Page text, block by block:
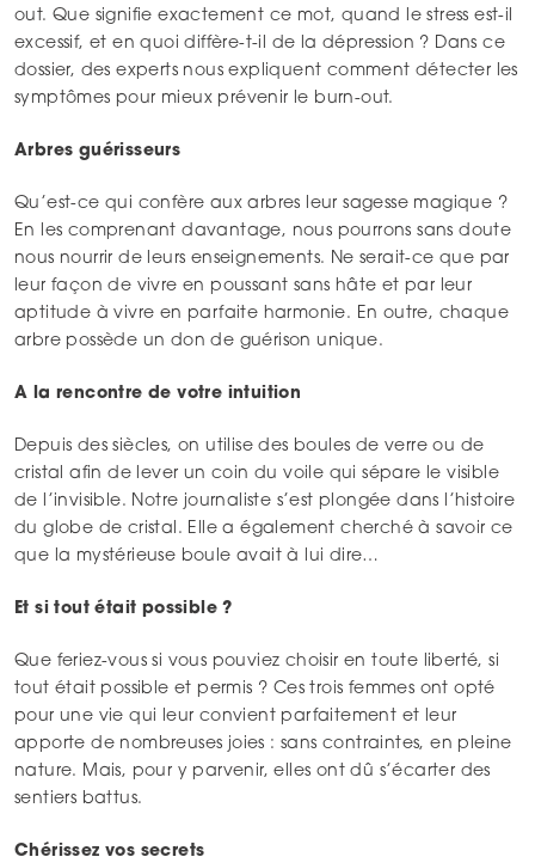
out. Que signifie exactement ce mot, quand le stress est-il
excessif, et en quoi diffère-t-il de la dépression ? Dans ce
dossier, des experts nous expliquent comment détecter les
symptômes pour mieux prévenir le burn-out.
Arbres guérisseurs
Qu’est-ce qui confère aux arbres leur sagesse magique ?
En les comprenant davantage, nous pourrons sans doute
nous nourrir de leurs enseignements. Ne serait-ce que par
leur façon de vivre en poussant sans hâte et par leur
aptitude à vivre en parfaite harmonie. En outre, chaque
arbre possède un don de guérison unique.
A la rencontre de votre intuition
Depuis des siècles, on utilise des boules de verre ou de
cristal afin de lever un coin du voile qui sépare le visible
de l’invisible. Notre journaliste s’est plongée dans l’histoire
du globe de cristal. Elle a également cherché à savoir ce
que la mystérieuse boule avait à lui dire…
Et si tout était possible ?
Que feriez-vous si vous pouviez choisir en toute liberté, si
tout était possible et permis ? Ces trois femmes ont opté
pour une vie qui leur convient parfaitement et leur
apporte de nombreuses joies : sans contraintes, en pleine
nature. Mais, pour y parvenir, elles ont dû s’écarter des
sentiers battus.
Chérissez vos secrets